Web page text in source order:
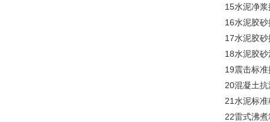
15水泥净
16水泥胶
17水泥胶
18水泥胶
19震击标
20混凝土
21水泥标
22雷式沸